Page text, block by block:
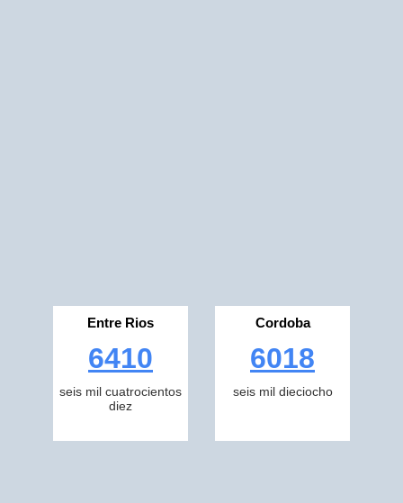
Entre Rios
6410
seis mil cuatrocientos
diez
Cordoba
6018
seis mil dieciocho